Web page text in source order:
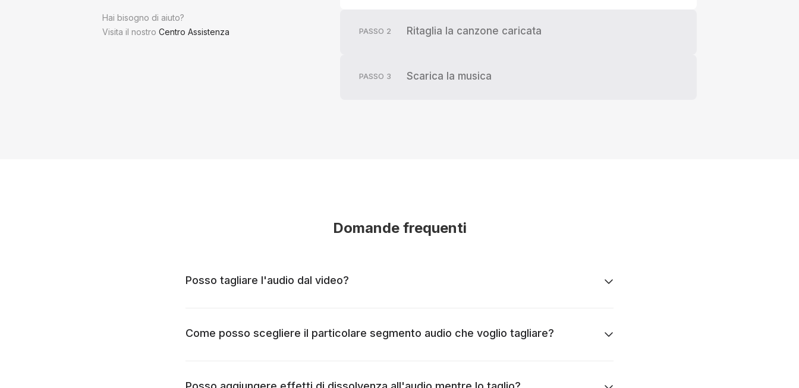
Hai bisogno di aiuto?
Visita il nostro Centro Assistenza PASSO 2 Ritaglia la canzone caricata
PASSO 3 Scarica la musica
Domande frequenti
Posso tagliare l'audio dal video?
Come posso scegliere il particolare segmento audio che voglio tagliare?